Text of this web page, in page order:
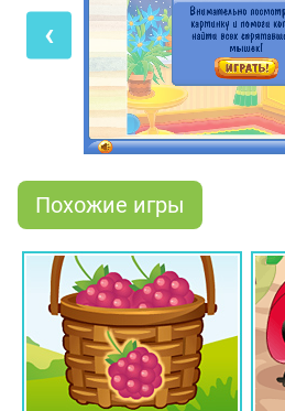
детской компьютерной игре
мышки"! Наш милый котик
благодарен тебе за помощь.
играть в нашу красочную
после обязательно оставь
‹
Похожие игры